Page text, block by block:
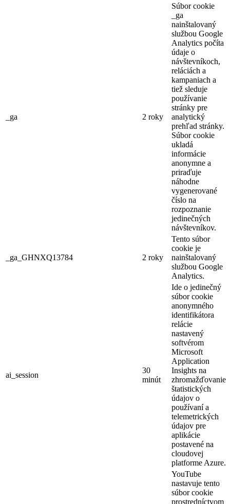
_ga 2 roky
Súbor cookie
_ga
nainštalovaný
službou Google
Analytics počíta
údaje o
návštevníkoch,
reláciách a
kampaniach a
tiež sleduje
používanie
stránky pre
analytický
prehľad stránky.
Súbor cookie
ukladá
informácie
anonymne a
priraďuje
náhodne
vygenerované
číslo na
rozpoznanie
jedinečných
návštevníkov.
_ga_GHNXQ13784 2 roky
Tento súbor
cookie je
nainštalovaný
službou Google
Analytics.
ai_session
30
minút
Ide o jedinečný
súbor cookie
anonymného
identifikátora
relácie
nastavený
softvérom
Microsoft
Application
Insights na
zhromažďovanie
štatistických
údajov o
používaní a
telemetrických
údajov pre
aplikácie
postavené na
cloudovej
platforme Azure.
YouTube
nastavuje tento
súbor cookie
prostredníctvom